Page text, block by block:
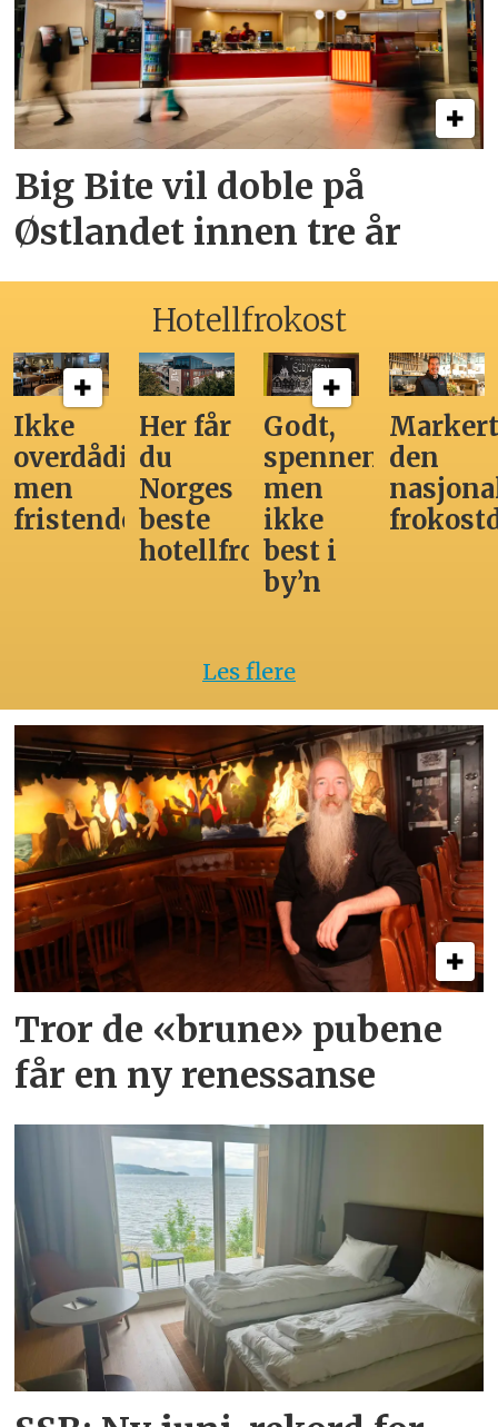
Big Bite vil doble på
Østlandet innen tre år
Hotellfrokost
Ikke
overdådig,
men
fristende
Her får
du
Norges
beste
hotellfrokost
Godt,
spennende,
men
ikke
best i
by’n
den
Les flere
Tror de «brune» pubene
får en ny renessanse